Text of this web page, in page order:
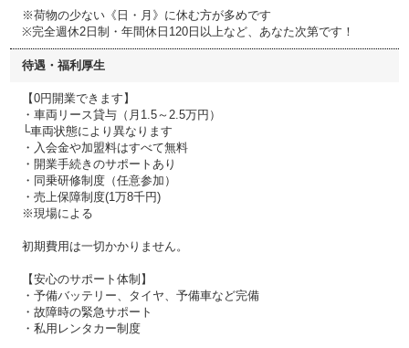
※荷物の少ない《日・月》に休む方が多めです
※完全週休2日制・年間休日120日以上など、あなた次第です！
待遇・福利厚生
【0円開業できます】
・車両リース貸与（月1.5～2.5万円）
└車両状態により異なります
・入会金や加盟料はすべて無料
・開業手続きのサポートあり
・同乗研修制度（任意参加）
・売上保障制度(1万8千円)
※現場による
初期費用は一切かかりません。
【安心のサポート体制】
・予備バッテリー、タイヤ、予備車など完備
・故障時の緊急サポート
・私用レンタカー制度